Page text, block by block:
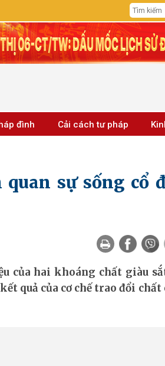
đình Cải cách tư pháp
sự sống cổ
của hai khoáng chất giàu
quả của cơ chế trao đổi chất